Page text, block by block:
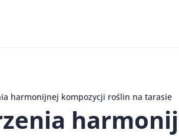
harmonijnej kompozycji roślin na tarasie